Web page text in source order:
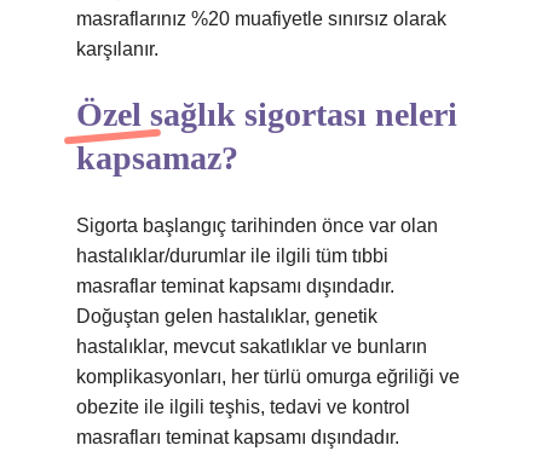
masraflarınız %20 muafiyetle sınırsız olarak
karşılanır.
Özel sağlık sigortası neleri
kapsamaz?
Sigorta başlangıç ​​tarihinden önce var olan
hastalıklar/durumlar ile ilgili tüm tıbbi
masraflar teminat kapsamı dışındadır.
Doğuştan gelen hastalıklar, genetik
hastalıklar, mevcut sakatlıklar ve bunların
komplikasyonları, her türlü omurga eğriliği ve
obezite ile ilgili teşhis, tedavi ve kontrol
masrafları teminat kapsamı dışındadır.